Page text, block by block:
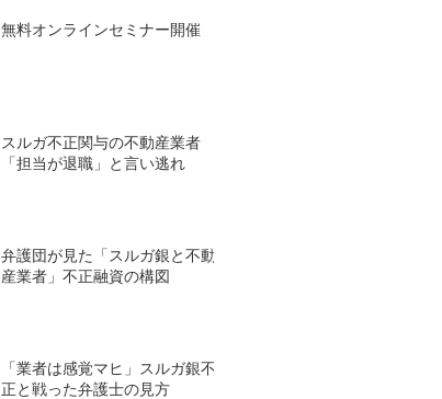
無料オンラインセミナー開催
スルガ不正関与の不動産業者
「担当が退職」と言い逃れ
弁護団が見た「スルガ銀と不動
産業者」不正融資の構図
「業者は感覚マヒ」スルガ銀不
正と戦った弁護士の見方